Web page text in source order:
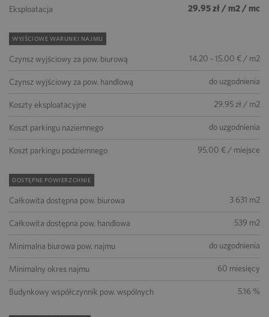
Eksploatacja 29.95 zł / m2 / mc
WYJŚCIOWE WARUNKI NAJMU
Czynsz wyjściowy za pow. biurową 14.20 - 15.00 € / m2
Czynsz wyjściowy za pow. handlową do uzgodnienia
Koszty eksploatacyjne 29.95 zł / m2
Koszt parkingu naziemnego do uzgodnienia
Koszt parkingu podziemnego 95.00 € / miejsce
DOSTĘPNE POWIERZCHNIE
Całkowita dostępna pow. biurowa 3 631 m2
Całkowita dostępna pow. handlowa 539 m2
Minimalna biurowa pow. najmu do uzgodnienia
Minimalny okres najmu 60 miesięcy
Budynkowy współczynnik pow. wspólnych 5.16 %